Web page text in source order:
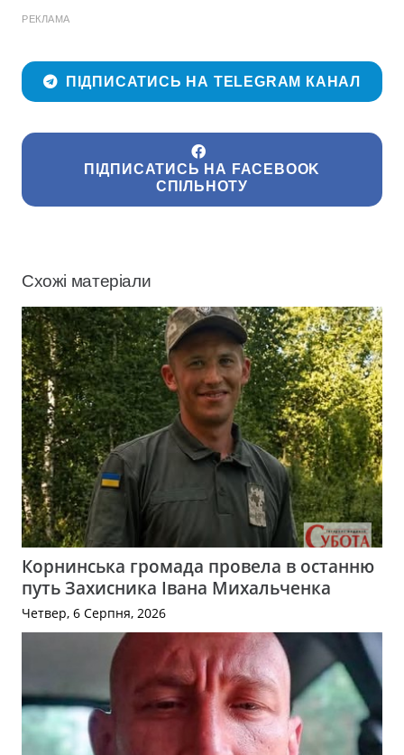
РЕКЛАМА
ПІДПИСАТИСЬ НА TELEGRAM КАНАЛ
ПІДПИСАТИСЬ НА FACEBOOK
СПІЛЬНОТУ
Схожі матеріали
Корнинська громада провела в останню
путь Захисника Івана Михальченка
Четвер, 6 Серпня, 2026